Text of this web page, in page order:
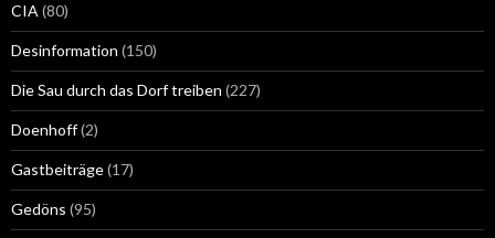
CIA (80)
Desinformation (150)
Die Sau durch das Dorf treiben (227)
Doenhoff(2)
Gastbeiträge(17)
Gedöns (95)